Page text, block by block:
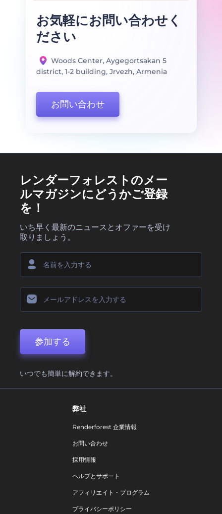
お気軽にお問い合わせく
ださい
Woods Center, Aygegortsakan 5
district, 1-2 building, Jrvezh, Armenia
お問い合わせ
レンダーフォレストのメー
ルマガジンにどうかご登録
を！
いち早く最新のニュースとオファーを受け
取りましょう。
参加する
いつでも簡単に解約できます。
弊社
Renderforest 企業情報
お問い合わせ
採用情報
ヘルプとサポート
アフィリエイト・プログラム
プライバシーポリシー